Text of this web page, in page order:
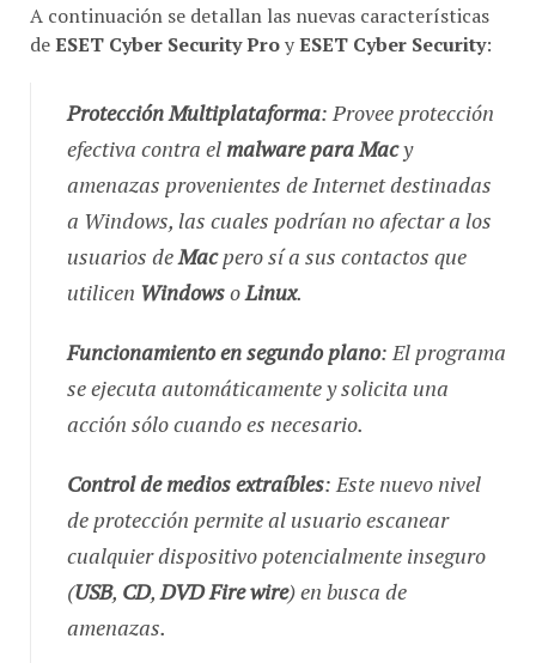
A continuación se detallan las nuevas características
deESET Cyber Security Pro yESET Cyber Security:
Protección Multiplataforma: Provee protección
efectiva contra el malware para Macy
amenazas provenientes de Internet destinadas
a Windows, las cuales podrían no afectar a los
usuarios de Macpero sí a sus contactos que
utilicen Windows o Linux.
Funcionamiento en segundo plano: El programa
se ejecuta automáticamente y solicita una
acción sólo cuando es necesario.
Control de medios extraíbles: Este nuevo nivel
de protección permite al usuario escanear
cualquier dispositivo potencialmente inseguro
(USB, CD, DVD Fire wire) en busca de
amenazas.